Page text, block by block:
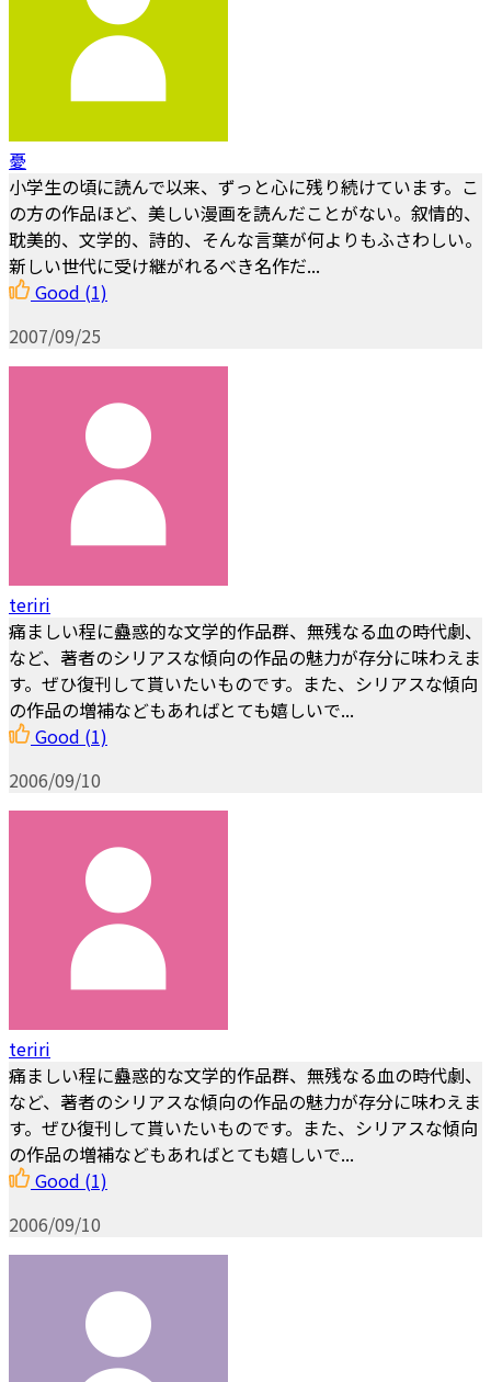
憂
小学生の頃に読んで以来、ずっと心に残り続けています。こ
の方の作品ほど、美しい漫画を読んだことがない。叙情的、
耽美的、文学的、詩的、そんな言葉が何よりもふさわしい。
新しい世代に受け継がれるべき名作だ...
Good (1)
2007/09/25
teriri
痛ましい程に蠱惑的な文学的作品群、無残なる血の時代劇、
など、著者のシリアスな傾向の作品の魅力が存分に味わえま
す。ぜひ復刊して貰いたいものです。また、シリアスな傾向
の作品の増補などもあればとても嬉しいで...
Good (1)
2006/09/10
teriri
痛ましい程に蠱惑的な文学的作品群、無残なる血の時代劇、
など、著者のシリアスな傾向の作品の魅力が存分に味わえま
す。ぜひ復刊して貰いたいものです。また、シリアスな傾向
の作品の増補などもあればとても嬉しいで...
Good (1)
2006/09/10